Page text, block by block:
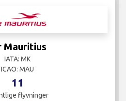
Mauritius
IATA: MK
ICAO: MAU
11
flyvninger